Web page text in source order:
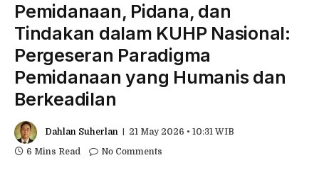
Pemidanaan, Pidana, dan
Tindakan dalam KUHP Nasional:
Pergeseran Paradigma
Pemidanaan yang Humanis dan
Berkeadilan
Dahlan Suherlan
21 May 2026 • 10:31 WIB
6 Mins Read
No Comments